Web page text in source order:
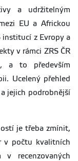
a udržitelným
EU a Africkou
institucí z Evropy a
v rámci ZRS ČR
a to především
Ucelený přehled
jejich podrobnější
je třeba zmínit,
v počtu kvalitních
recenzovaných